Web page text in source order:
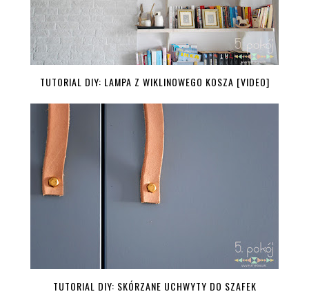
TUTORIAL DIY: LAMPA Z WIKLINOWEGO KOSZA [VIDEO]
TUTORIAL DIY: SKÓRZANE UCHWYTY DO SZAFEK